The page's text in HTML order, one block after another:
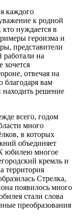
каждого
к родной
нуждается в
героизма и
представители
работали на
хочется
отвечая на
вам
находить решение
всего, годом
много
в которых
объединяет
К юбилею многое
кремль и
территория
Стрелка,
появилось много
стали слова
преобразования